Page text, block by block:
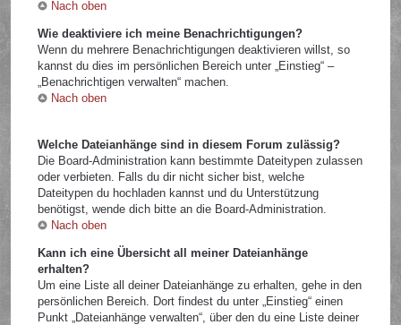
Nach oben
Wie deaktiviere ich meine Benachrichtigungen?
Wenn du mehrere Benachrichtigungen deaktivieren willst, so
kannst du dies im persönlichen Bereich unter „Einstieg“ –
„Benachrichtigen verwalten“ machen.
Nach oben
Welche Dateianhänge sind in diesem Forum zulässig?
Die Board-Administration kann bestimmte Dateitypen zulassen
oder verbieten. Falls du dir nicht sicher bist, welche
Dateitypen du hochladen kannst und du Unterstützung
benötigst, wende dich bitte an die Board-Administration.
Nach oben
Kann ich eine Übersicht all meiner Dateianhänge
erhalten?
Um eine Liste all deiner Dateianhänge zu erhalten, gehe in den
persönlichen Bereich. Dort findest du unter „Einstieg“ einen
Punkt „Dateianhänge verwalten“, über den du eine Liste deiner